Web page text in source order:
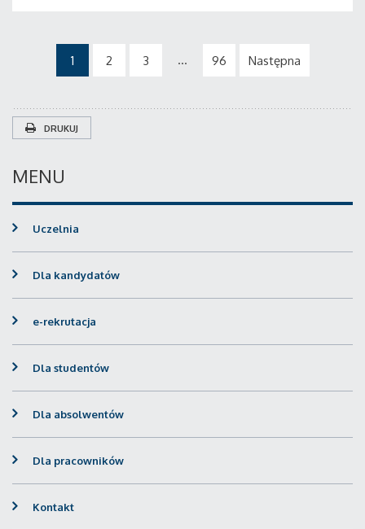
1 2 3 ... 96 Następna
DRUKUJ
MENU
Uczelnia
Dla kandydatów
e-rekrutacja
Dla studentów
Dla absolwentów
Dla pracowników
Kontakt